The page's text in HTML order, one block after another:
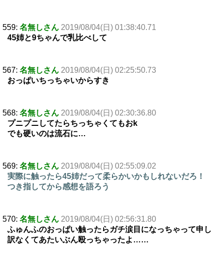
559: 名無しさん 2019/08/04(日) 01:38:40.71
45姉と9ちゃんで乳比べして
567: 名無しさん 2019/08/04(日) 02:25:50.73
おっぱいちっちゃいからすき
568: 名無しさん 2019/08/04(日) 02:30:36.80
プニプニしてたらちっちゃくてもおk
でも硬いのは流石に…
569: 名無しさん 2019/08/04(日) 02:55:09.02
実際に触ったら45姉だって柔らかいかもしれないだろ！
つき指してから感想を語ろう
570: 名無しさん 2019/08/04(日) 02:56:31.80
ふゅんふのおっぱい触ったらガチ涙目になっちゃって申し
訳なくてあたいぶん殴っちゃったよ……